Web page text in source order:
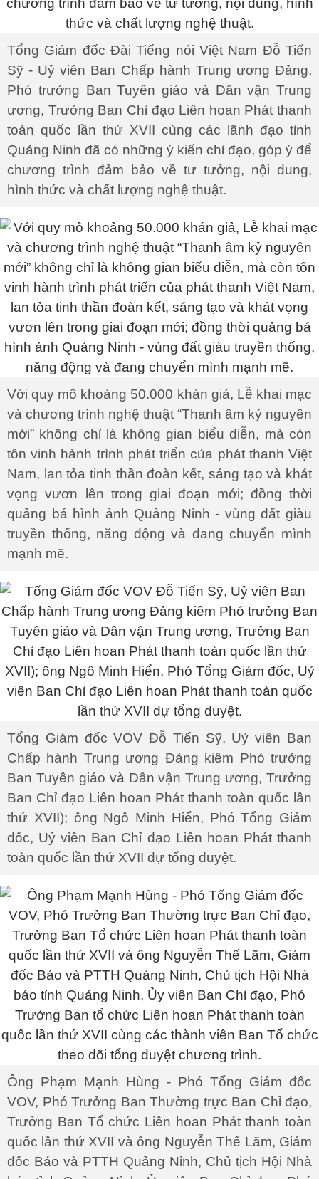
Tổng Giám đốc Đài Tiếng nói Việt Nam Đỗ Tiến
Sỹ - Uỷ viên Ban Chấp hành Trung ương Đảng,
Phó trưởng Ban Tuyên giáo và Dân vận Trung
ương, Trưởng Ban Chỉ đạo Liên hoan Phát thanh
toàn quốc lần thứ XVII cùng các lãnh đạo tỉnh
Quảng Ninh đã có những ý kiến chỉ đạo, góp ý để
chương trình đảm bảo về tư tưởng, nội dung,
hình thức và chất lượng nghệ thuật.
Với quy mô khoảng 50.000 khán giả, Lễ khai mạc
và chương trình nghệ thuật “Thanh âm kỷ nguyên
mới” không chỉ là không gian biểu diễn, mà còn
tôn vinh hành trình phát triển của phát thanh Việt
Nam, lan tỏa tinh thần đoàn kết, sáng tạo và khát
vọng vươn lên trong giai đoạn mới; đồng thời
quảng bá hình ảnh Quảng Ninh - vùng đất giàu
truyền thống, năng động và đang chuyển mình
mạnh mẽ.
Tổng Giám đốc VOV Đỗ Tiến Sỹ, Uỷ viên Ban
Chấp hành Trung ương Đảng kiêm Phó trưởng
Ban Tuyên giáo và Dân vận Trung ương, Trưởng
Ban Chỉ đạo Liên hoan Phát thanh toàn quốc lần
thứ XVII); ông Ngô Minh Hiển, Phó Tổng Giám
đốc, Uỷ viên Ban Chỉ đạo Liên hoan Phát thanh
toàn quốc lần thứ XVII dự tổng duyệt.
Ông Phạm Mạnh Hùng - Phó Tổng Giám đốc
VOV, Phó Trưởng Ban Thường trực Ban Chỉ đạo,
Trưởng Ban Tổ chức Liên hoan Phát thanh toàn
quốc lần thứ XVII và ông Nguyễn Thế Lãm, Giám
đốc Báo và PTTH Quảng Ninh, Chủ tịch Hội Nhà